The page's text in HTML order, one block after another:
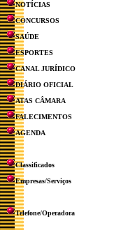
NOTÍCIAS
CONCURSOS
SAÚDE
ESPORTES
CANAL JURÍDICO
DIÁRIO OFICIAL
ATAS CÂMARA
FALECIMENTOS
AGENDA
Classificados
Empresas/Serviços
Telefone/Operadora